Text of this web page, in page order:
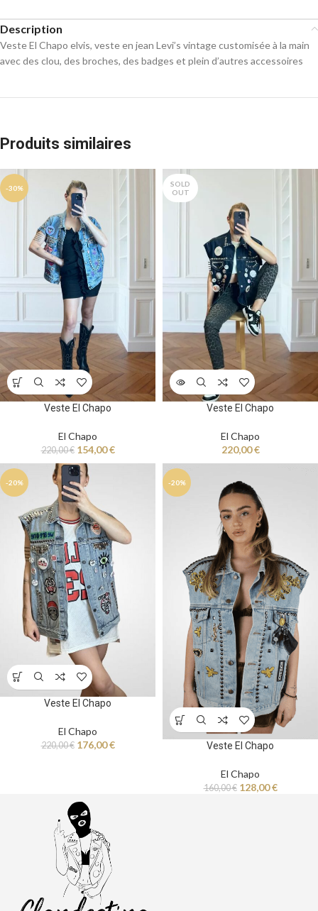
Description
Veste El Chapo elvis, veste en jean Levi’s vintage customisée à la main
avec des clou, des broches, des badges et plein d’autres accessoires
Produits similaires
-30%
Veste El Chapo
El Chapo
220,00€ 154,00€
SOLD
OUT
Veste El Chapo
El Chapo
220,00€
-20%
Veste El Chapo
El Chapo
220,00€ 176,00€
-20%
Veste El Chapo
El Chapo
160,00€ 128,00€